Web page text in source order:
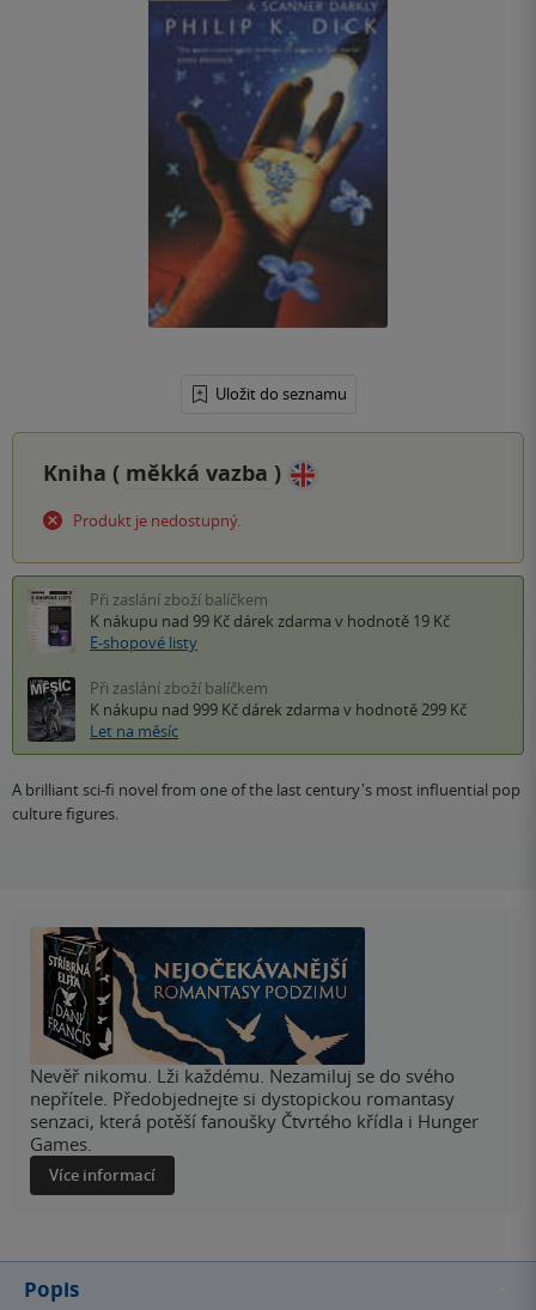
Uložit do seznamu
Kniha ( měkká vazba )
Produkt je nedostupný.
Při zaslání zboží balíčkem
K nákupu nad 99 Kč dárek zdarma v hodnotě 19 Kč
E-shopové listy
Při zaslání zboží balíčkem
K nákupu nad 999 Kč dárek zdarma v hodnotě 299 Kč
Let na měsíc
A brilliant sci-fi novel from one of the last century's most influential pop
culture figures.
Nevěř nikomu. Lži každému. Nezamiluj se do svého
nepřítele. Předobjednejte si dystopickou romantasy
senzaci, která potěší fanoušky Čtvrtého křídla i Hunger
Games.
Více informací
Popis